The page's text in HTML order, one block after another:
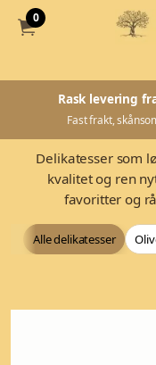
0
Rask levering
Fast frakt,
Delikatesser som
kvalitet og ren
favoritter og
Alle delikatesser